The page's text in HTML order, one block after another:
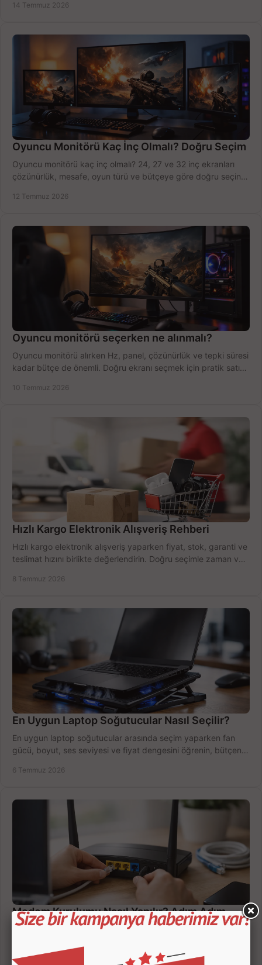
14 Temmuz 2026
Oyuncu Monitörü Kaç İnç Olmalı? Doğru Seçim
Oyuncu monitörü kaç inç olmalı? 24, 27 ve 32 inç ekranları
çözünürlük, mesafe, oyun türü ve bütçeye göre doğru seçin,
12 Temmuz 2026
Oyuncu monitörü seçerken ne alınmalı?
Oyuncu monitörü alırken Hz, panel, çözünürlük ve tepki süresi
kadar bütçe de önemli. Doğru ekranı seçmek için pratik satın
10 Temmuz 2026
Hızlı Kargo Elektronik Alışveriş Rehberi
Hızlı kargo elektronik alışveriş yaparken fiyat, stok, garanti ve
teslimat hızını birlikte değerlendirin. Doğru seçimle zaman ve
8 Temmuz 2026
En Uygun Laptop Soğutucular Nasıl Seçilir?
En uygun laptop soğutucular arasında seçim yaparken fan
gücü, boyut, ses seviyesi ve fiyat dengesini öğrenin, bütçenizi
6 Temmuz 2026
Modem Kurulumu Nasıl Yapılır? Adım Adım
Modem kurulumu nasıl yapılır adım adım öğrenin. Kablo
sürecini hızlıca tamamlayın.
4 Temmuz 2026